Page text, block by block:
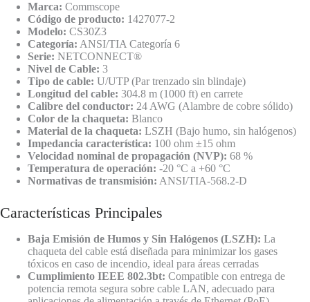
Marca: Commscope
Código de producto: 1427077-2
Modelo: CS30Z3
Categoría: ANSI/TIA Categoría 6
Serie: NETCONNECT®
Nivel de Cable: 3
Tipo de cable: U/UTP (Par trenzado sin blindaje)
Longitud del cable: 304.8 m (1000 ft) en carrete
Calibre del conductor: 24 AWG (Alambre de cobre sólido)
Color de la chaqueta: Blanco
Material de la chaqueta: LSZH (Bajo humo, sin halógenos)
Impedancia característica: 100 ohm ±15 ohm
Velocidad nominal de propagación (NVP): 68 %
Temperatura de operación: -20 °C a +60 °C
Normativas de transmisión: ANSI/TIA-568.2-D
Características Principales
Baja Emisión de Humos y Sin Halógenos (LSZH): La
chaqueta del cable está diseñada para minimizar los gases
tóxicos en caso de incendio, ideal para áreas cerradas
Cumplimiento IEEE 802.3bt: Compatible con entrega de
potencia remota segura sobre cable LAN, adecuado para